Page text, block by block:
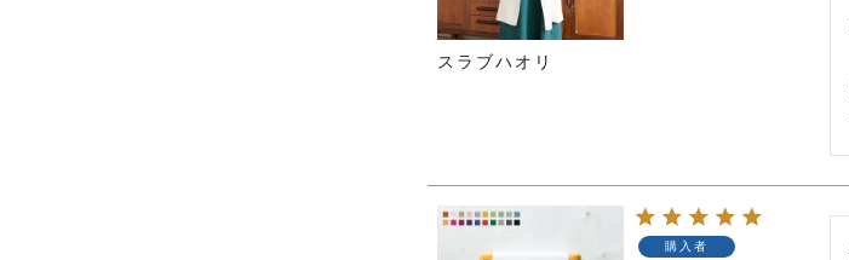
スラブハオリ
購入者